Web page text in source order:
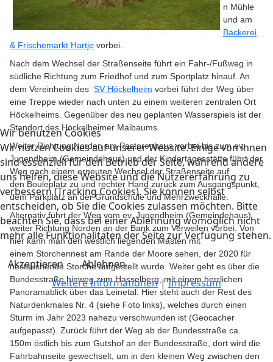
n Mühle
und am
Bäckerei
& Frischemarkt Hartje vorbei.
Nach dem Wechsel der Straßenseite führt ein Fahr-/Fußweg in
südliche Richtung zum Friedhof und zum Sportplatz hinauf. An
dem Vereinheim des SV Höckelheim vorbei führt der Weg über
eine Treppe wieder nach unten zu einem weiteren zentralen Ort
Höckelheims. Gegenüber des neu geplanten Wasserspiels ist der
Standort des Höckelheimer Maibaums.
Weiter Richtung Norden am Pastorenhaus vorbei bis zum ev.
Jugendheim (Gemeindehaus) und der Kindertagesstätte führt der
Weg nach einem erneuten Wechsel der Straßenseite auf
den Bouleplatz zu und rechter Hand zurück zum Ausgangspunkt,
dem Parkplatz an der Grundschule und Mehrzweckhalle.
Alternativ führt der Weg vom ev. Jugendheim (Gemeindehaus)
weiter Richtung Norden an der Bank zum Verweilen vorbei. Von
hier kann man den westlich liegenden Masten mit
einem Storchennest am Rande der Moore sehen, der 2020 für
nestsuchende Storche aufgestellt wurde. Weiter geht es über die
Bundesstraße hinweg zum Hasselberg, mit einem herrlichen
Panoramablick über das Leinetal. Hier steht auch der Rest des
Naturdenkmales Nr. 4 (siehe Foto links), welches durch einen
Sturm im Jahr 2023 nahezu verschwunden ist (Geocacher
aufgepasst). Zurück führt der Weg ab der Bundesstraße ca.
150m östlich bis zum Gutshof an der Bundesstraße, dort wird die
Fahrbahnseite gewechselt, um in den kleinen Weg zwischen den
Wir benutzen Cookies
Wir nutzen Cookies auf unserer Website. Einige von ihnen
sind essenziell für den Betrieb der Seite, während andere
uns helfen, diese Website und die Nutzererfahrung zu
verbessern (Tracking Cookies). Sie können selbst
entscheiden, ob Sie die Cookies zulassen möchten. Bitte
beachten Sie, dass bei einer Ablehnung womöglich nicht
mehr alle Funktionalitäten der Seite zur Verfügung stehen.
Akzeptieren
Ablehnen
Weitere Informationen|Impressum